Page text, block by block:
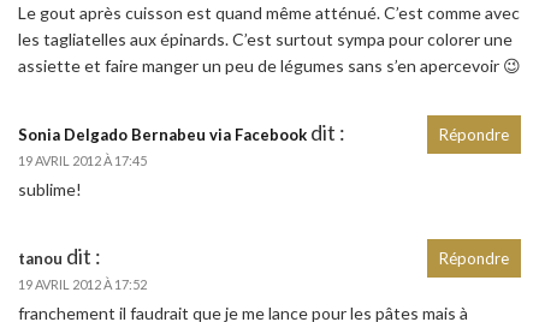
Le gout après cuisson est quand même atténué. C’est comme avec
les tagliatelles aux épinards. C’est surtout sympa pour colorer une
assiette et faire manger un peu de légumes sans s’en apercevoir 😉
Sonia Delgado Bernabeu via Facebook dit :
19 AVRIL 2012 À 17:45
sublime!
Répondre
tanou dit :
19 AVRIL 2012 À 17:52
franchement il faudrait que je me lance pour les pâtes mais à
Répondre